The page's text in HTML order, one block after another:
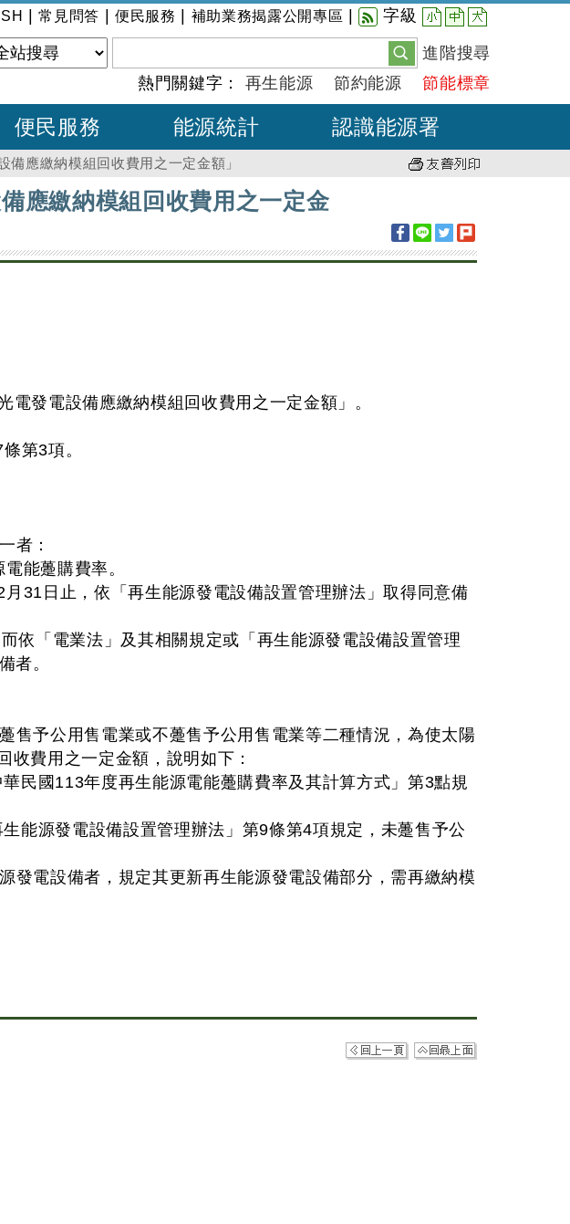
|常見問答 便民服務 補助業務揭露公開專區 字級 小 中 大
進階搜尋
熱門關鍵字： 再生能源 節約能源 節能標章
便民服務 能源統計 認識能源署
應繳納模組回收費用之一定金額」
應繳納模組回收費用之一定金
發電設備應繳納模組回收費用之一定金額」。
第3項。
者：
能躉購費率。
31日止，依「再生能源發電設備設置管理辦法」取得同意備
依「電業法」及其相關規定或「再生能源發電設備設置管理
者。
售予公用售電業或不躉售予公用售電業等二種情況，為使太陽
收費用之一定金額，說明如下：
民國113年度再生能源電能躉購費率及其計算方式」第3點規
能源發電設備設置管理辦法」第9條第4項規定，未躉售予公
發電設備者，規定其更新再生能源發電設備部分，需再繳納模